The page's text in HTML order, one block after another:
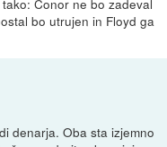
Conor ne bo zadeval
bo utrujen in Floyd ga
denarja. Oba sta izjemno